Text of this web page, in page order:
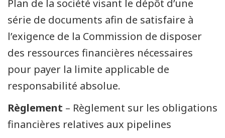
Plan de la société visant le dépôt d’une
série de documents afin de satisfaire à
l’exigence de la Commission de disposer
des ressources financières nécessaires
pour payer la limite applicable de
responsabilité absolue.
Règlement – Règlement sur les obligations
financières relatives aux pipelines